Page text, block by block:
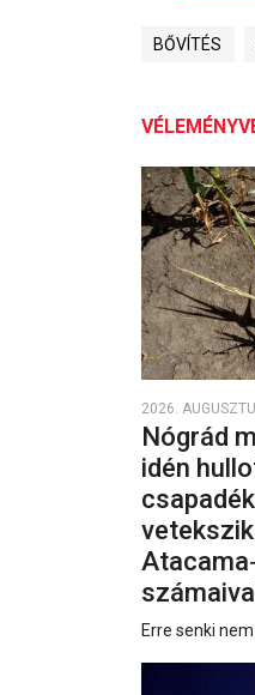
BŐVÍTÉS
2026.
Nógrád
idén
Erre senki